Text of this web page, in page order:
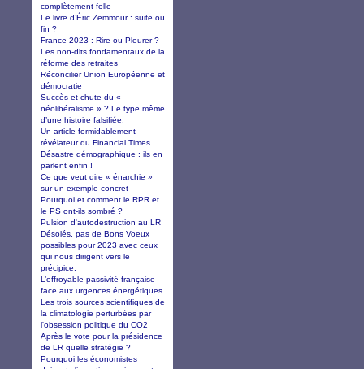
complètement folle
Le livre d’Éric Zemmour : suite ou
fin ?
France 2023 : Rire ou Pleurer ?
Les non-dits fondamentaux de la
réforme des retraites
Réconcilier Union Européenne et
démocratie
Succès et chute du «
néolibéralisme » ? Le type même
d’une histoire falsifiée.
Un article formidablement
révélateur du Financial Times
Désastre démographique : ils en
parlent enfin !
Ce que veut dire « énarchie »
sur un exemple concret
Pourquoi et comment le RPR et
le PS ont-ils sombré ?
Pulsion d'autodestruction au LR
Désolés, pas de Bons Voeux
possibles pour 2023 avec ceux
qui nous dirigent vers le
précipice.
L’effroyable passivité française
face aux urgences énergétiques
Les trois sources scientifiques de
la climatologie perturbées par
l'obsession politique du CO2
Après le vote pour la présidence
de LR quelle stratégie ?
Pourquoi les économistes